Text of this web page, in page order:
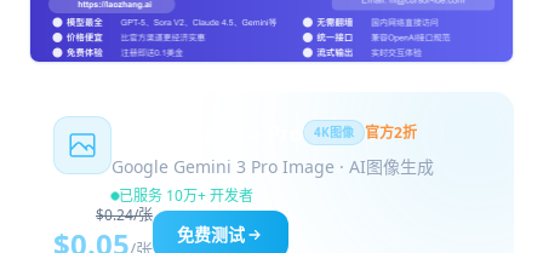
4K图像 官方2折
Google Gemini 3 Pro Image · AI图像生成
已服务 10万+ 开发者
$0.24/张
$0.05/张
免费测试